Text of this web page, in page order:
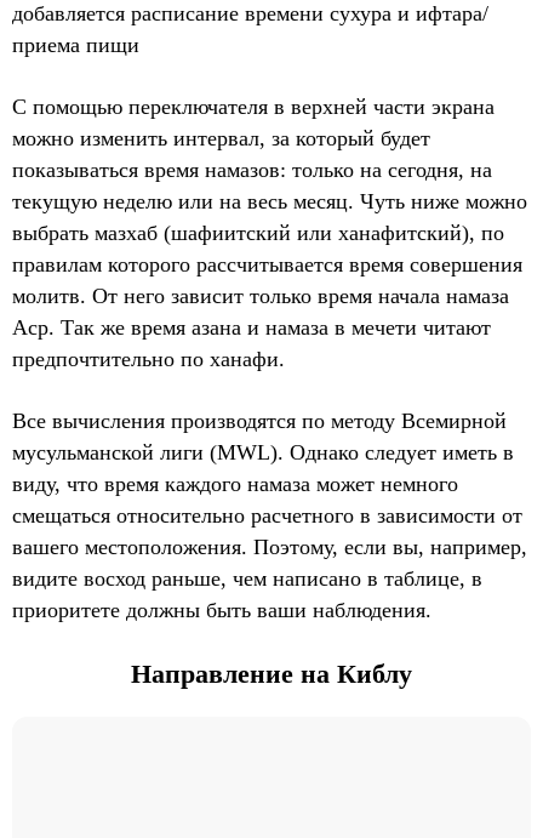
добавляется расписание времени сухура и ифтара/
приема пищи
С помощью переключателя в верхней части экрана
можно изменить интервал, за который будет
показываться время намазов: только на сегодня, на
текущую неделю или на весь месяц. Чуть ниже можно
выбрать мазхаб (шафиитский или ханафитский), по
правилам которого рассчитывается время совершения
молитв. От него зависит только время начала намаза
Аср. Так же время азана и намаза в мечети читают
предпочтительно по ханафи.
Все вычисления производятся по методу Всемирной
мусульманской лиги (MWL). Однако следует иметь в
виду, что время каждого намаза может немного
смещаться относительно расчетного в зависимости от
вашего местоположения. Поэтому, если вы, например,
видите восход раньше, чем написано в таблице, в
приоритете должны быть ваши наблюдения.
Направление на Киблу